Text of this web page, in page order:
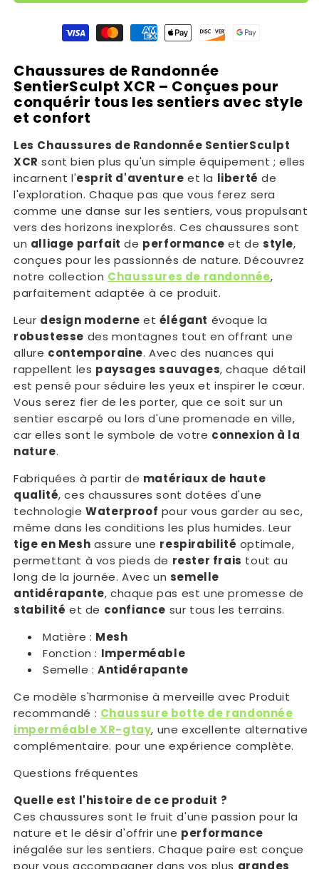
Moyens de paiement
Chaussures de Randonnée
SentierSculpt XCR – Conçues pour
conquérir tous les sentiers avec style
et confort
Les Chaussures de Randonnée SentierSculpt
XCR sont bien plus qu'un simple équipement ; elles
incarnent l'esprit d'aventure et la liberté de
l'exploration. Chaque pas que vous ferez sera
comme une danse sur les sentiers, vous propulsant
vers des horizons inexplorés. Ces chaussures sont
un alliage parfait de performance et de style,
conçues pour les passionnés de nature. Découvrez
notre collection Chaussures de randonnée,
parfaitement adaptée à ce produit.
Leur design moderne et élégant évoque la
robustesse des montagnes tout en offrant une
allure contemporaine. Avec des nuances qui
rappellent les paysages sauvages, chaque détail
est pensé pour séduire les yeux et inspirer le cœur.
Vous serez fier de les porter, que ce soit sur un
sentier escarpé ou lors d'une promenade en ville,
car elles sont le symbole de votre connexion à la
nature.
Fabriquées à partir de matériaux de haute
qualité, ces chaussures sont dotées d'une
technologieWaterproof pour vous garder au sec,
même dans les conditions les plus humides. Leur
tige en Mesh assure une respirabilité optimale,
permettant à vos pieds de rester frais tout au
long de la journée. Avec un semelle
antidérapante, chaque pas est une promesse de
stabilité et de confiance sur tous les terrains.
Matière : Mesh
Fonction : Imperméable
Semelle : Antidérapante
Ce modèle s'harmonise à merveille avec Produit
recommandé : Chaussure botte de randonnée
imperméable XR-gtay, une excellente alternative
complémentaire. pour une expérience complète.
Questions fréquentes
Quelle est l'histoire de ce produit ?
Ces chaussures sont le fruit d'une passion pour la
nature et le désir d'offrir une performance
inégalée sur les sentiers. Chaque paire est conçue